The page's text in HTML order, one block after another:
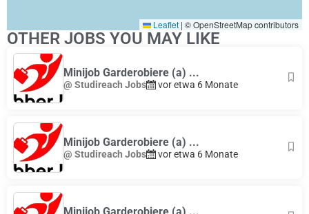
Leaflet | © OpenStreetMap contributors
OTHER JOBS YOU MAY LIKE
Minijob Garderobiere (a) ...
@ Studireach Jobs vor etwa 6 Monate
Minijob Garderobiere (a) ...
@ Studireach Jobs vor etwa 6 Monate